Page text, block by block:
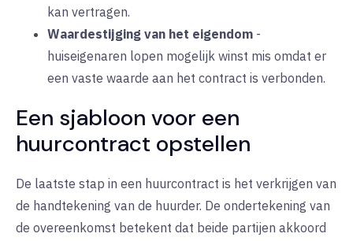
kan vertragen.
Waardestijging van het eigendom -
huiseigenaren lopen mogelijk winst mis omdat er
een vaste waarde aan het contract is verbonden.
Een sjabloon voor een
huurcontract opstellen
De laatste stap in een huurcontract is het verkrijgen van
de handtekening van de huurder. De ondertekening van
de overeenkomst betekent dat beide partijen akkoord